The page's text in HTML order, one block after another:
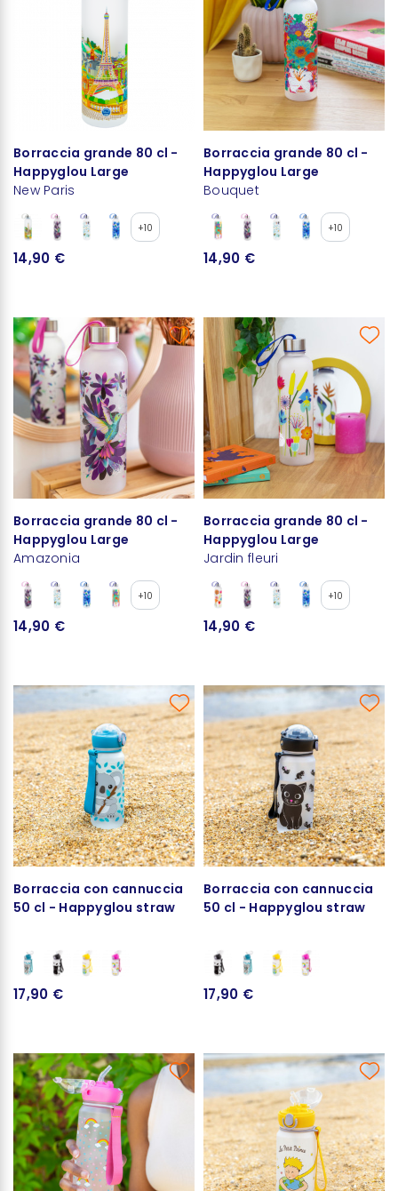
Borraccia grande 80 cl -
Happyglou Large
New Paris
+10
14,90 €
Borraccia grande 80 cl -
Happyglou Large
Bouquet
+10
14,90 €
Borraccia grande 80 cl -
Happyglou Large
Amazonia
+10
14,90 €
Borraccia grande 80 cl -
Happyglou Large
Jardin fleuri
+10
14,90 €
Borraccia con cannuccia
50 cl - Happyglou straw
17,90 €
Borraccia con cannuccia
50 cl - Happyglou straw
17,90 €